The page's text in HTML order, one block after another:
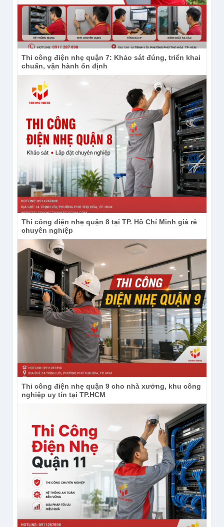
Thi công điện nhẹ quận 7: Khảo sát đúng, triển khai
chuẩn, vận hành ổn định
Thi công điện nhẹ quận 8 tại TP. Hồ Chí Minh giá rẻ
chuyên nghiệp
Thi công điện nhẹ quận 9 cho nhà xưởng, khu công
nghiệp uy tín tại TP.HCM